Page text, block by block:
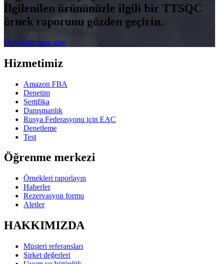
İlgilenilen ürününüzle ilgili bir TTSQC
örnek raporunu gözden geçirin.
Örnek bir rapor alın
Hizmetimiz
Amazon FBA
Denetim
Sertifika
Danışmanlık
Rusya Federasyonu için EAC
Denetleme
Test
Öğrenme merkezi
Örnekleri raporlayın
Haberler
Rezervasyon formu
Aletler
HAKKIMIZDA
Müşteri referansları
Şirket değerleri